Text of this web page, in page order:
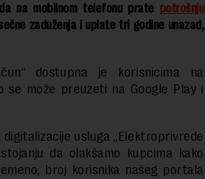
na mobilnom telefonu prate potrošnju
zaduženja i uplate tri godine unazad,
dostupna je korisnicima na
može preuzeti na Google Play i
usluga „Elektroprivrede
da olakšamo kupcima kako
broj korisnika našeg portala